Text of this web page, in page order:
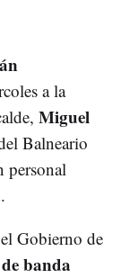
a la
Miguel
Balneario
personal
Gobierno de
banda